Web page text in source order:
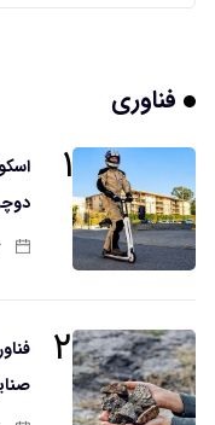
فناوری
۱
۲